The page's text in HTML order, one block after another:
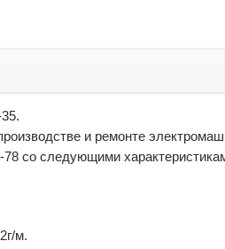
и ремонте
со следующими
м.